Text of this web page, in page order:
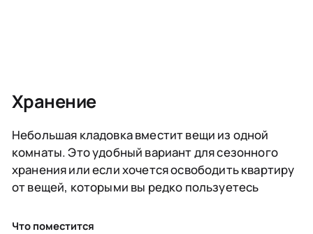
Хранение
Небольшая кладовка вместит вещи из одной
комнаты. Это удобный вариант для сезонного
хранения или если хочется освободить квартиру
от вещей, которыми вы редко пользуетесь
Что поместится